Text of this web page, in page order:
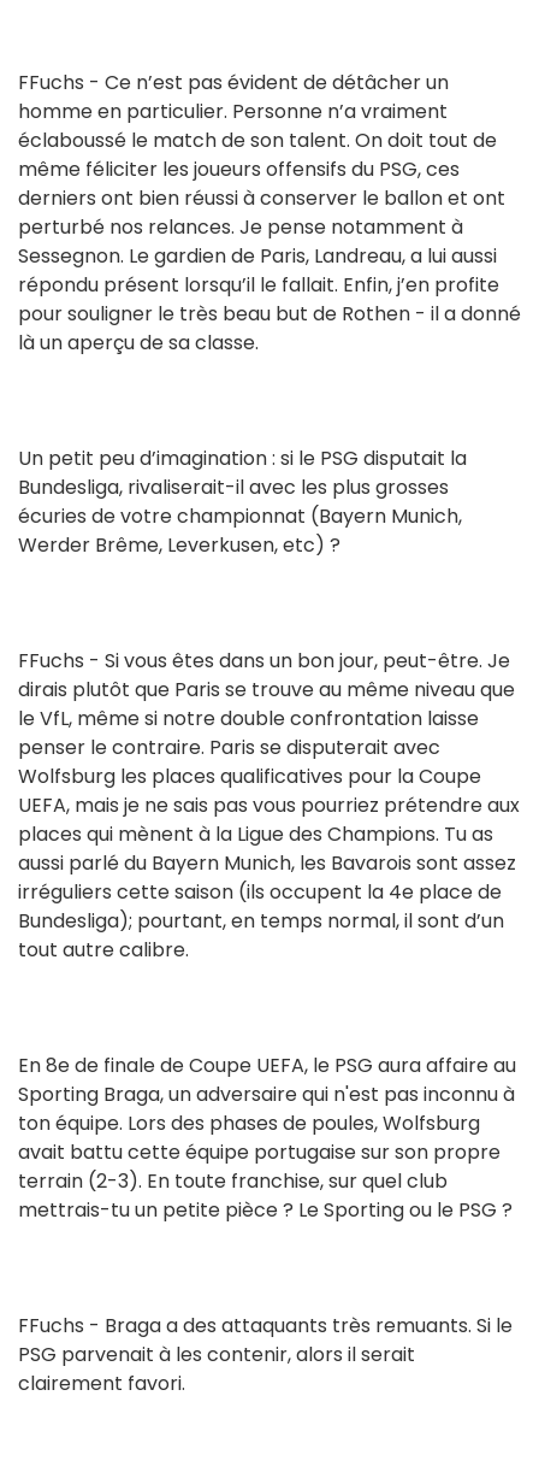
FFuchs - Ce n’est pas évident de détâcher un
homme en particulier. Personne n’a vraiment
éclaboussé le match de son talent. On doit tout de
même féliciter les joueurs offensifs du PSG, ces
derniers ont bien réussi à conserver le ballon et ont
perturbé nos relances. Je pense notamment à
Sessegnon. Le gardien de Paris, Landreau, a lui aussi
répondu présent lorsqu’il le fallait. Enfin, j’en profite
pour souligner le très beau but de Rothen - il a donné
là un aperçu de sa classe.
Un petit peu d’imagination : si le PSG disputait la
Bundesliga, rivaliserait-il avec les plus grosses
écuries de votre championnat (Bayern Munich,
Werder Brême, Leverkusen, etc) ?
FFuchs - Si vous êtes dans un bon jour, peut-être. Je
dirais plutôt que Paris se trouve au même niveau que
le VfL, même si notre double confrontation laisse
penser le contraire. Paris se disputerait avec
Wolfsburg les places qualificatives pour la Coupe
UEFA, mais je ne sais pas vous pourriez prétendre aux
places qui mènent à la Ligue des Champions. Tu as
aussi parlé du Bayern Munich, les Bavarois sont assez
irréguliers cette saison (ils occupent la 4e place de
Bundesliga); pourtant, en temps normal, il sont d’un
tout autre calibre.
En 8e de finale de Coupe UEFA, le PSG aura affaire au
Sporting Braga, un adversaire qui n'est pas inconnu à
ton équipe. Lors des phases de poules, Wolfsburg
avait battu cette équipe portugaise sur son propre
terrain (2-3). En toute franchise, sur quel club
mettrais-tu un petite pièce ? Le Sporting ou le PSG ?
FFuchs - Braga a des attaquants très remuants. Si le
PSG parvenait à les contenir, alors il serait
clairement favori.